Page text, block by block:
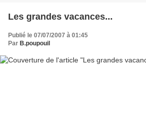
Les grandes vacances...
Publié le 07/07/2007 à 01:45
Par B.poupouil